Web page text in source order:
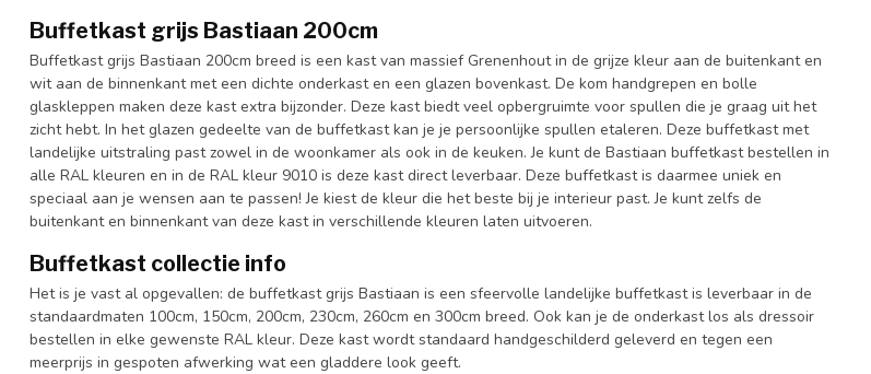
Buffetkast grijs Bastiaan 200cm
Buffetkast grijs Bastiaan 200cm breed is een kast van massief Grenenhout in de grijze kleur aan de buitenkant en
wit aan de binnenkant met een dichte onderkast en een glazen bovenkast. De kom handgrepen en bolle
glaskleppen maken deze kast extra bijzonder. Deze kast biedt veel opbergruimte voor spullen die je graag uit het
zicht hebt. In het glazen gedeelte van de buffetkast kan je je persoonlijke spullen etaleren. Deze buffetkast met
landelijke uitstraling past zowel in de woonkamer als ook in de keuken. Je kunt de Bastiaan buffetkast bestellen in
alle RAL kleuren en in de RAL kleur 9010 is deze kast direct leverbaar. Deze buffetkast is daarmee uniek en
speciaal aan je wensen aan te passen! Je kiest de kleur die het beste bij je interieur past. Je kunt zelfs de
buitenkant en binnenkant van deze kast in verschillende kleuren laten uitvoeren.
Buffetkast collectie info
Het is je vast al opgevallen: de buffetkast grijs Bastiaan is een sfeervolle landelijke buffetkast is leverbaar in de
standaardmaten 100cm, 150cm, 200cm, 230cm, 260cm en 300cm breed. Ook kan je de onderkast los als dressoir
bestellen in elke gewenste RAL kleur. Deze kast wordt standaard handgeschilderd geleverd en tegen een
meerprijs in gespoten afwerking wat een gladdere look geeft.